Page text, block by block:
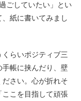
ごしていたい」とい
紙に書いてみまし
らいポジティブ三
帳に挟んだり、壁
さい。心が折れそ
こを目指して頑張